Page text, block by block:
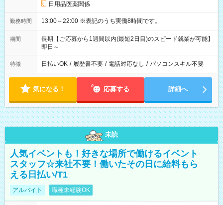
日用品医薬関係
勤務時間 13:00～22:00 ※表記のうち実働8時間です。
期間
長期【ご応募から1週間以内(最短2日目)のスピード就業が可能】
即日～
特徴 日払いOK / 履歴書不要 / 電話対応なし / パソコンスキル不要
気になる！ 応募する 詳細へ
未読
人気イベントも！好きな場所で働けるイベント
スタッフ☆来社不要！働いたその日に給料もら
える日払い/T1
アルバイト 職種未経験OK